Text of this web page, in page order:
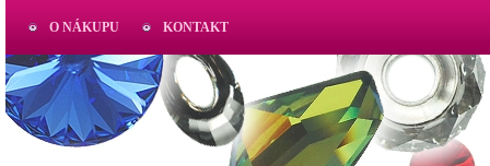
O NÁKUPU KONTAKT
AKTUAL
www.aktual-koralky.cz